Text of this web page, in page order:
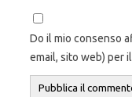
Do il mio consenso
email, sito web) per